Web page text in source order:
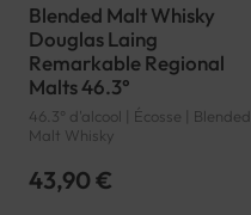
Blended Malt Whisky
Douglas Laing
Remarkable Regional
Malts 46.3°
46.3° d'alcool | Écosse | Blended
Malt Whisky
43,90 €